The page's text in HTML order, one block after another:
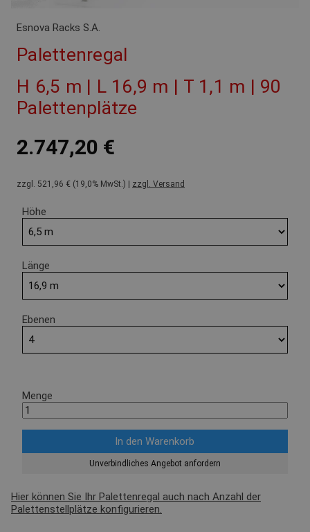
Esnova Racks S.A.
Palettenregal
H 6,5 m | L 16,9 m | T 1,1 m | 90
Palettenplätze
2.747,20 €
zzgl. 521,96 € (19,0% MwSt.) | zzgl. Versand
Höhe
Länge
Ebenen
Menge
Unverbindliches Angebot anfordern
Hier können Sie Ihr Palettenregal auch nach Anzahl der
Palettenstellplätze konfigurieren.